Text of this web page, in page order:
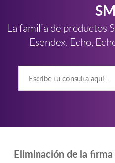
La familia de productos
Esendex. Echo,
Eliminación de la